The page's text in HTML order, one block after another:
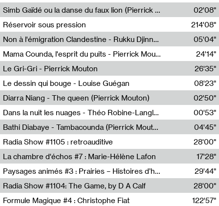
Nastassja Martin
Simb Gaïdé ou la danse du faux lion (Pierrick Mouton)
Pierrick Mouton,Simb Gaïdé
02'08"
Réservoir sous pression
214'08"
Non à l'émigration Clandestine - Rukku Djinne Squad (Eden Tinto Collins)
Eden Tinto Collins,Rukku Djinne
05'04"
Mama Counda, l'esprit du puits - Pierrick Mouton
Pierrick Mouton
24'14"
Le Gri-Gri - Pierrick Mouton
Pierrick Mouton
26'35"
Le dessin qui bouge - Louise Guégan
Louise Guégan
08'23"
Diarra Niang - The queen (Pierrick Mouton)
Pierrick Mouton,Diarra Niang
02'50"
Dans la nuit les nuages - Théo Robine-Langlois
Théo Robine-Langlois,LD Beat
00'53"
Bathi Diabaye - Tambacounda (Pierrick Mouton)
Pierrick Mouton,Bathi Diabaye
04'45"
Radia Show #1105 : retroauditive
Soundart Radio
28'00"
La chambre d'échos #7 : Marie-Hélène Lafon
Revue Les Chambres,Marie-Hélène Lafon
17'28"
Paysages animés #3 : Prairies – Histoires d’herbes et d’humains
Anne Simon
29'44"
Radia Show #1104: The Game, by D A Calf
Radio One NZ
28'00"
Formule Magique #4 : Christophe Fiat
122'57"